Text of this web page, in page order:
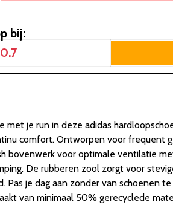
bij:
met je run in deze adidas
comfort. Ontworpen voor frequent
bovenwerk voor optimale ventilatie
De rubberen zool zorgt voor
Pas je dag aan zonder van schoenen
van minimaal 50% gerecyclede